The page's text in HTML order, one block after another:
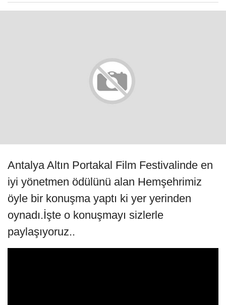
Antalya Altın Portakal Film Festivalinde en
iyi yönetmen ödülünü alan Hemşehrimiz
öyle bir konuşma yaptı ki yer yerinden
oynadı.İşte o konuşmayı sizlerle
paylaşıyoruz..